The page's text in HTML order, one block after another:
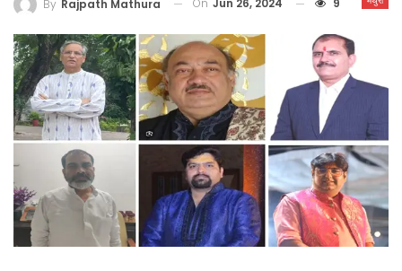
By Rajpath Mathura On Jun 26, 2024 9